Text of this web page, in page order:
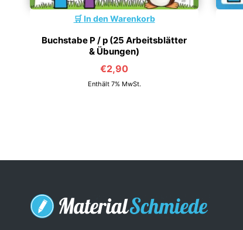
In den Warenkorb
Buchstabe P / p (25 Arbeitsblätter
& Übungen)
€2,90
Enthält 7% MwSt.